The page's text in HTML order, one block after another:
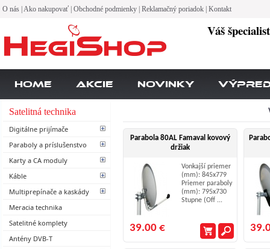
O nás Ako nakupovať Obchodné podmienky Reklamačný poriadok Kontakt
Váš
Home Akcie Novinky
Satelitná technika
Digitálne prijímače
Paraboly a príslušenstvo
Karty a CA moduly
Káble
Multiprepínače a kaskády
Meracia technika
Satelitné komplety
Antény DVB-T
Parabola 80AL Famaval kovový
držiak
Vonkajší priemer
(mm): 845x779
Priemer paraboly
(mm): 795x730
Stupne (Off ...
39.00 €